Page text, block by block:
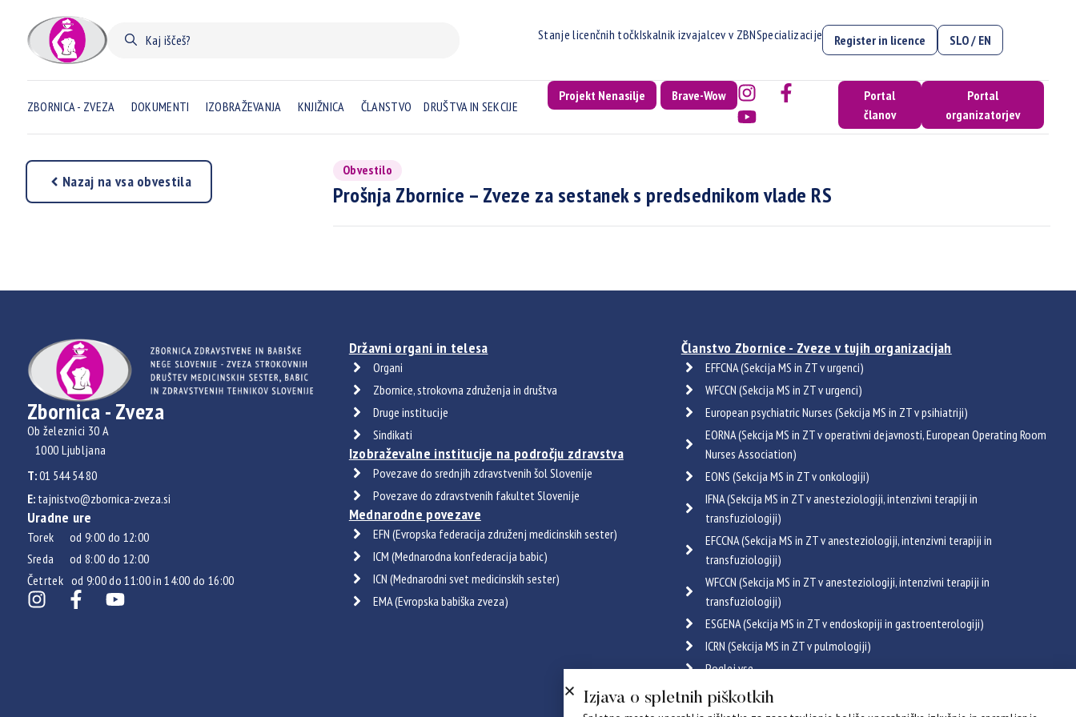
Stanje licenčnih točkIskalnik izvajalcev v ZBNSpecializacije Register in licence SLO / EN
ZBORNICA - ZVEZA DOKUMENTI IZOBRAŽEVANJA KNJIŽNICA ČLANSTVO DRUŠTVA IN SEKCIJE
Projekt Nenasilje Brave-Wow
Portal
članov
Portal
organizatorjev
Nazaj na vsa obvestila
Obvestilo
Prošnja Zbornice – Zveze za sestanek s predsednikom vlade RS
Zbornica - Zveza
Ob železnici 30 A
1000 Ljubljana
T:01 544 54 80
E:tajnistvo@zbornica-zveza.si
Uradne ure
Torek od 9:00 do 12:00
Sreda od 8:00 do 12:00
Četrtek od 9:00 do 11:00 in 14:00 do 16:00
Državni organi in telesa
Organi
Zbornice, strokovna združenja in društva
Druge institucije
Sindikati
Izobraževalne institucije na področju zdravstva
Povezave do srednjih zdravstvenih šol Slovenije
Povezave do zdravstvenih fakultet Slovenije
Mednarodne povezave
EFN (Evropska federacija združenj medicinskih sester)
ICM (Mednarodna konfederacija babic)
ICN (Mednarodni svet medicinskih sester)
EMA (Evropska babiška zveza)
Članstvo Zbornice - Zveze v tujih organizacijah
EFFCNA (Sekcija MS in ZT v urgenci)
WFCCN (Sekcija MS in ZT v urgenci)
European psychiatric Nurses (Sekcija MS in ZT v psihiatriji)
EORNA (Sekcija MS in ZT v operativni dejavnosti, European Operating Room
Nurses Association)
EONS (Sekcija MS in ZT v onkologiji)
IFNA (Sekcija MS in ZT v anesteziologiji, intenzivni terapiji in
transfuziologiji)
EFCCNA (Sekcija MS in ZT v anesteziologiji, intenzivni terapiji in
transfuziologiji)
WFCCN (Sekcija MS in ZT v anesteziologiji, intenzivni terapiji in
transfuziologiji)
ESGENA (Sekcija MS in ZT v endoskopiji in gastroenterologiji)
ICRN (Sekcija MS in ZT v pulmologiji)
Poglej vse
Certifikati
Izjava o spletnih piškotkih